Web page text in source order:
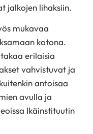
jalkojen lihaksiin.
mukavaa
kotona.
erilaisia
vahvistuvat ja
antoisaa
avulla ja
Ikäinstituutin